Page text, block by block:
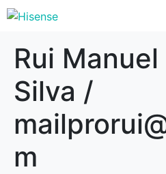
Rui
Silva /
m